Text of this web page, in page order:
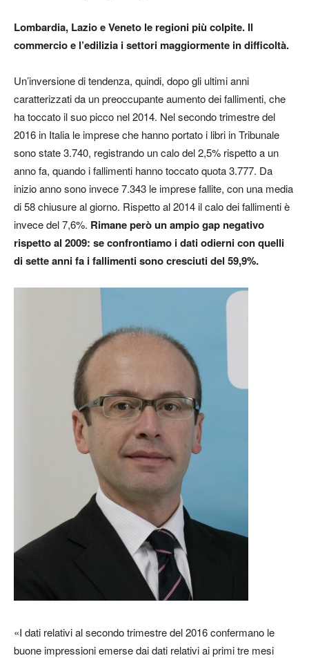
Lombardia, Lazio e Veneto le regioni più colpite. Il
commercio e l’edilizia i settori maggiormente in difficoltà.
Un’inversione di tendenza, quindi, dopo gli ultimi anni
caratterizzati da un preoccupante aumento dei fallimenti, che
ha toccato il suo picco nel 2014. Nel secondo trimestre del
2016 in Italia le imprese che hanno portato i libri in Tribunale
sono state 3.740, registrando un calo del 2,5% rispetto a un
anno fa, quando i fallimenti hanno toccato quota 3.777. Da
inizio anno sono invece 7.343 le imprese fallite, con una media
di 58 chiusure al giorno. Rispetto al 2014 il calo dei fallimenti è
invece del 7,6%. Rimane però un ampio gap negativo
rispetto al 2009: se confrontiamo i dati odierni con quelli
di sette anni fa i fallimenti sono cresciuti del 59,9%.
«I dati relativi al secondo trimestre del 2016 confermano le
buone impressioni emerse dai dati relativi ai primi tre mesi